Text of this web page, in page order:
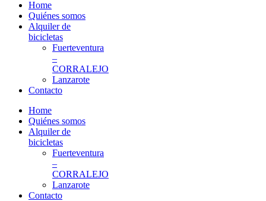
Home
Quiénes somos
Alquiler de
bicicletas
Fuerteventura
–
CORRALEJO
Lanzarote
Contacto
Home
Quiénes somos
Alquiler de
bicicletas
Fuerteventura
–
CORRALEJO
Lanzarote
Contacto